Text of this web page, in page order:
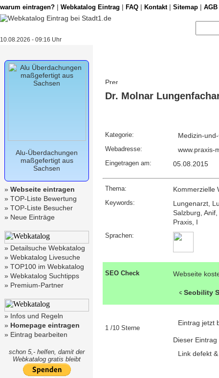
warum eintragen? | Webkatalog Eintrag | FAQ | Kontakt| Sitemap | AGB
10.08.2026 - 09:16 Uhr
Alu-Überdachungen
maßgefertigt aus
Sachsen
» Webseite eintragen
» TOP-Liste Bewertung
» TOP-Liste Besucher
» Neue Einträge
» Detailsuche Webkatalog
» Webkatalog Livesuche
» TOP100 im Webkatalog
» Webkatalog Suchtipps
» Premium-Partner
» Infos und Regeln
» Homepage eintragen
» Eintrag bearbeiten
schon 5,- helfen, damit der
Webkatalog gratis bleibt
Dr. Molnar
Kategorie: Medizin-
Webadresse: www.praxis-
Eingetragen am: 05.08.2015
Thema: Kommerzielle
Keywords:
Lungenarzt,
Salzburg,
Praxis, I
Sprachen:
SEO Check Webseite
Seobility
1 /10 Sterne
Eintrag jetzt
Dieser
Link defekt